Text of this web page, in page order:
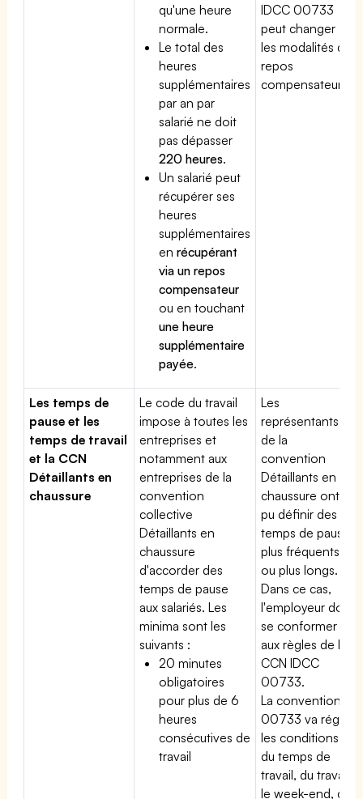
qu'une heure
normale.
Le total des
heures
supplémentaires
par an par
salarié ne doit
pas dépasser
220 heures.
Un salarié peut
récupérer ses
heures
supplémentaires
enrécupérant
via un repos
compensateur
ou en touchant
une heure
supplémentaire
payée.
IDCC 00733
peut changer
les modalités du
repos
compensateur.
Les temps de
pause et les
temps de travail
et la CCN
Détaillants en
chaussure
Le code du travail
impose à toutes les
entreprises et
notamment aux
entreprises de la
convention
collective
Détaillants en
chaussure
d'accorder des
temps de pause
aux salariés. Les
minima sont les
suivants :
20 minutes
obligatoires
pour plus de 6
heures
consécutives de
travail
Les
représentants
de la
convention
Détaillants en
chaussure ont
pu définir des
temps de pause
plus fréquents
ou plus longs.
Dans ce cas,
l'employeur doit
se conformer
aux règles de la
CCN IDCC
00733.
La convention
00733 va régir
les conditions
du temps de
travail, du travail
le week-end, du